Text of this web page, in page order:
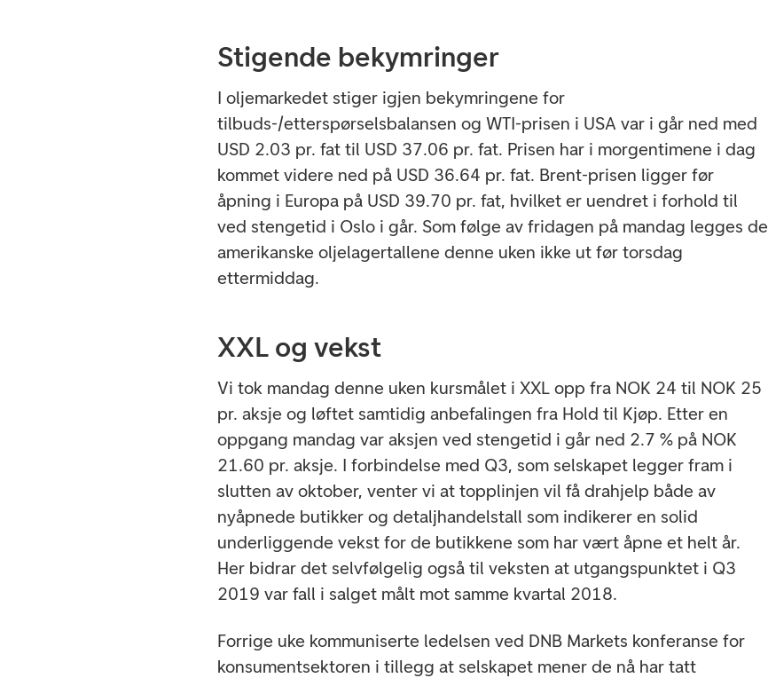
Stigende bekymringer
I oljemarkedet stiger igjen bekymringene for
tilbuds-/etterspørselsbalansen og WTI-prisen i USA var i går ned med
USD 2.03 pr. fat til USD 37.06 pr. fat. Prisen har i morgentimene i dag
kommet videre ned på USD 36.64 pr. fat. Brent-prisen ligger før
åpning i Europa på USD 39.70 pr. fat, hvilket er uendret i forhold til
ved stengetid i Oslo i går. Som følge av fridagen på mandag legges de
amerikanske oljelagertallene denne uken ikke ut før torsdag
ettermiddag.
XXL og vekst
Vi tok mandag denne uken kursmålet i XXL opp fra NOK 24 til NOK 25
pr. aksje og løftet samtidig anbefalingen fra Hold til Kjøp. Etter en
oppgang mandag var aksjen ved stengetid i går ned 2.7 % på NOK
21.60 pr. aksje. I forbindelse med Q3, som selskapet legger fram i
slutten av oktober, venter vi at topplinjen vil få drahjelp både av
nyåpnede butikker og detaljhandelstall som indikerer en solid
underliggende vekst for de butikkene som har vært åpne et helt år.
Her bidrar det selvfølgelig også til veksten at utgangspunktet i Q3
2019 var fall i salget målt mot samme kvartal 2018.
Forrige uke kommuniserte ledelsen ved DNB Markets konferanse for
konsumentsektoren i tillegg at selskapet mener de nå har tatt